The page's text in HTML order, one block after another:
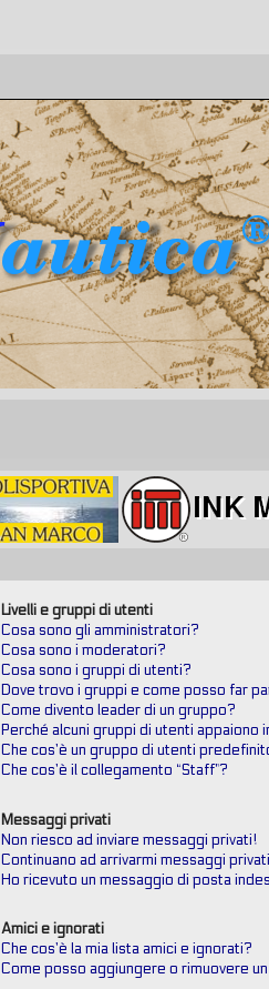
Livelli e gruppi di utenti
Cosa sono gli amministratori?
Cosa sono i moderatori?
Cosa sono i gruppi di utenti?
Dove trovo i gruppi e come posso far
Come divento leader di un gruppo?
Perché alcuni gruppi di utenti appaiono
Che cos’è un gruppo di utenti
Che cos’è il collegamento “Staff”?
Messaggi privati
Non riesco ad inviare messaggi privati!
Continuano ad arrivarmi messaggi
Ho ricevuto un messaggio di posta
Amici e ignorati
Che cos’è la mia lista amici e ignorati?
Come posso aggiungere o rimuovere